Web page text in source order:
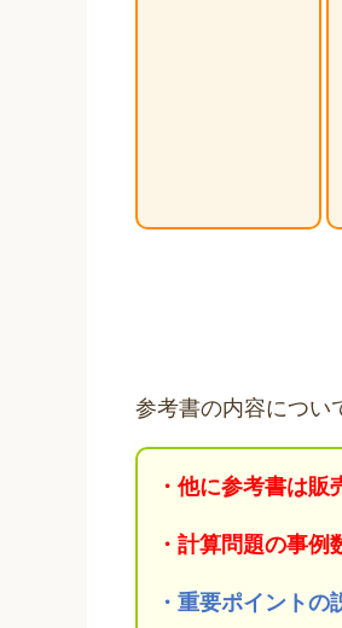
参考書の内容につい
・他に参考書は
・計算問題の事
・重要ポイントの